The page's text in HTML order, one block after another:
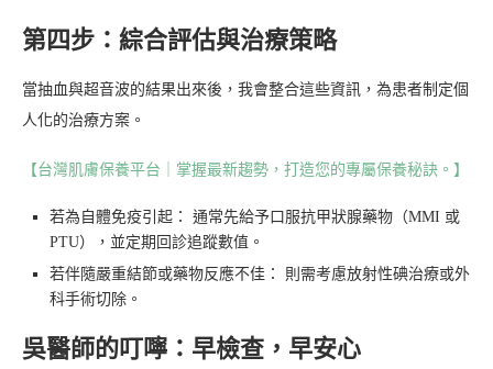
第四步：綜合評估與治療策略
當抽血與超音波的結果出來後，我會整合這些資訊，為患者制定個
人化的治療方案。
【台灣肌膚保養平台｜掌握最新趨勢，打造您的專屬保養秘訣。】
若為自體免疫引起： 通常先給予口服抗甲狀腺藥物（MMI 或
PTU），並定期回診追蹤數值。
若伴隨嚴重結節或藥物反應不佳： 則需考慮放射性碘治療或外
科手術切除。
吳醫師的叮嚀：早檢查，早安心